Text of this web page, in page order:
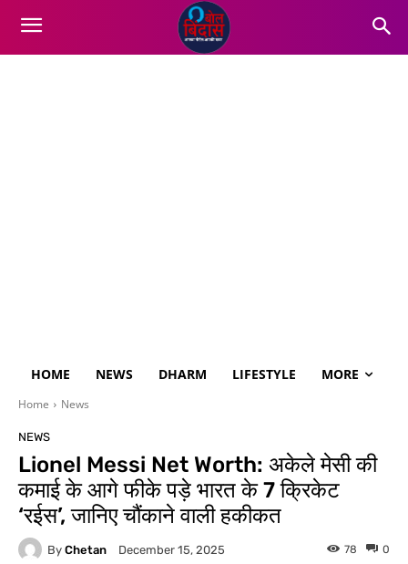
HOME NEWS DHARM LIFESTYLE MORE
Home News
NEWS
Lionel Messi Net Worth: अकेले मेसी की
कमाई के आगे फीके पड़े भारत के 7 क्रिकेट
‘रईस’, जानिए चौंकाने वाली हकीकत
By Chetan December 15, 2025 0
78